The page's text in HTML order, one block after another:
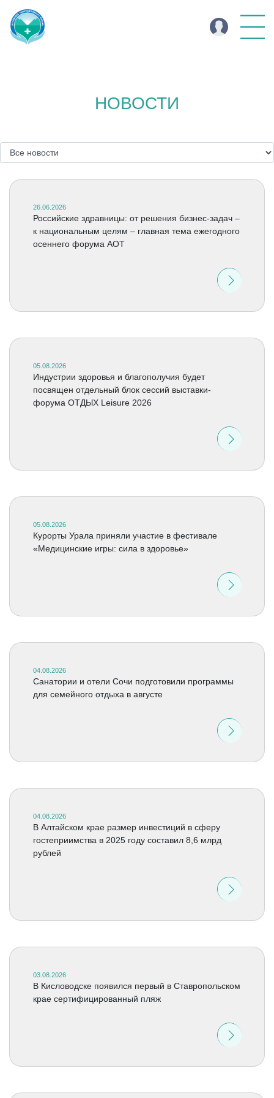
НОВОСТИ
26.06.2026
Российские здравницы: от решения бизнес-задач –
к национальным целям – главная тема ежегодного
осеннего форума АОТ
05.08.2026
Индустрии здоровья и благополучия будет
посвящен отдельный блок сессий выставки-
форума ОТДЫХ Leisure 2026
05.08.2026
Курорты Урала приняли участие в фестивале
«Медицинские игры: сила в здоровье»
04.08.2026
Санатории и отели Сочи подготовили программы
для семейного отдыха в августе
04.08.2026
В Алтайском крае размер инвестиций в сферу
гостеприимства в 2025 году составил 8,6 млрд
рублей
03.08.2026
В Кисловодске появился первый в Ставропольском
крае сертифицированный пляж